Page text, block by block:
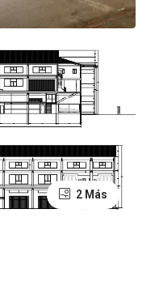
2 Más